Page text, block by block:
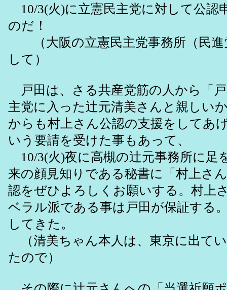
10/3(火)に立憲民主党に対して公認
のだ！
（大阪の立憲民主党事務所（民進
して）
戸田は、さる共産党筋の人から「
主党に入った辻元清美さんと親しい
からも村上さん公認の支援をしてあ
いう要請を受けた事もあって、
10/3(火)夜に高槻の辻元事務所に足
来の顔見知りである秘書に「村上さ
認をぜひよろしくお願いする。村上
ベラル派である事は戸田が保証する
してきた。
（清美ちゃん本人は、東京に出て
たので）